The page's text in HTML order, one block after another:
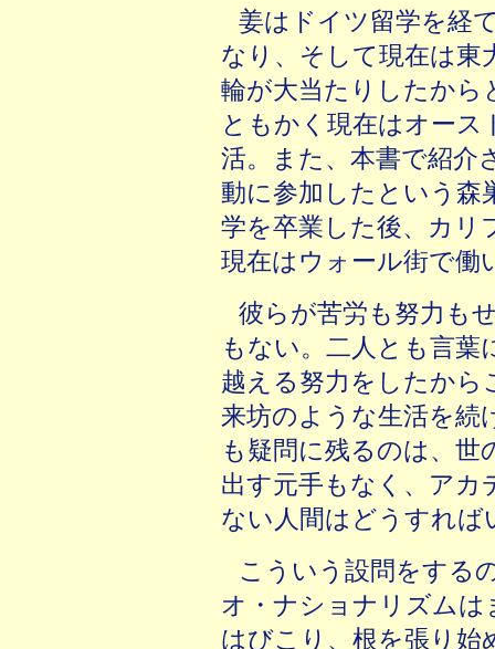
姜はドイツ留学を経
なり、そして現在は東
輪が大当たりしたから
ともかく現在はオー
活。また、本書で紹介
動に参加したという森
学を卒業した後、カリ
現在はウォール街で働
彼らが苦労も努力も
もない。二人とも言
越える努力をしたから
来坊のような生活を
も疑問に残るのは、世
出す元手もなく、アカ
ない人間はどうすれ
こういう設問をする
オ・ナショナリズム
はびこり、根を張り始